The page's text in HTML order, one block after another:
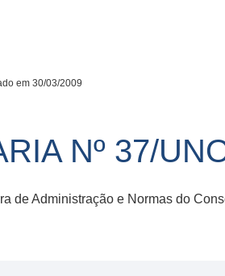
em 30/03/2009
Nº 37/
de Administração e Normas do